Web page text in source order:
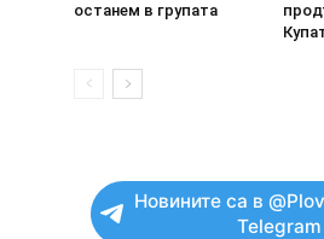
останем в групата
Новините са в
Telegram